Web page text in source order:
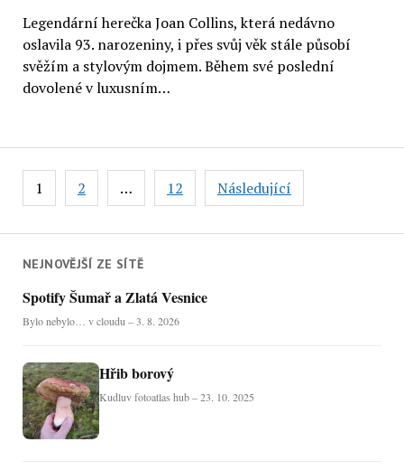
NEJNOVĚJŠÍ ZE SÍTĚ
Spotify Šumař a Zlatá Vesnice
Bylo nebylo… v cloudu – 3. 8. 2026
Hřib borový
Kudluv fotoatlas hub – 23. 10. 2025
Legendární herečka Joan Collins, která nedávno
oslavila 93. narozeniny, i přes svůj věk stále působí
svěžím a stylovým dojmem. Během své poslední
dovolené v luxusním…
Stránkování
příspěvků
1 2 … 12 Následující